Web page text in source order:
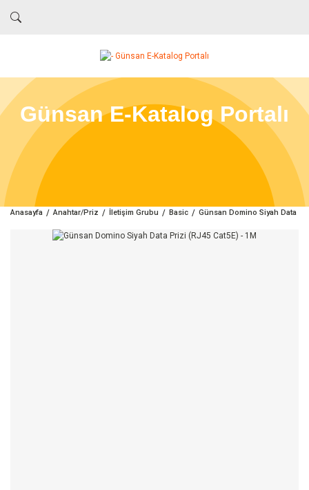
Günsan E-Katalog Portalı
Anasayfa Anahtar/Priz İletişim Grubu Basic Günsan Domino Siyah Data